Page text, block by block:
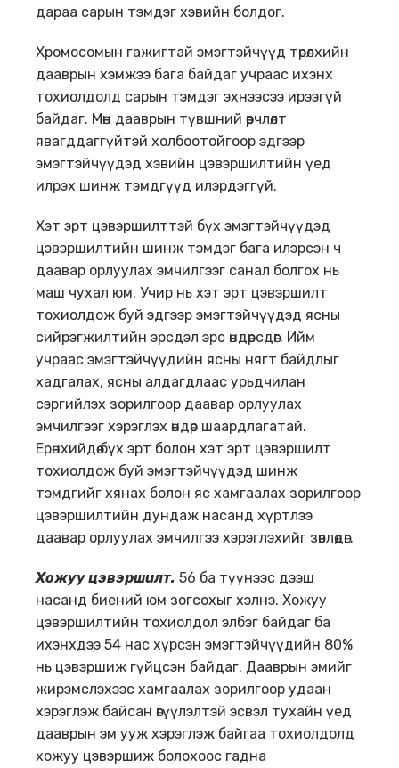
дараа сарын тэмдэг хэвийн болдог.
Хромосомын гажигтай эмэгтэйчүүд төрөлхийн
дааврын хэмжээ бага байдаг учраас ихэнх
тохиолдолд сарын тэмдэг эхнээсээ ирээгүй
байдаг. Мөн дааврын түвшний өөрчлөлт
явагддаггүйтэй холбоотойгоор эдгээр
эмэгтэйчүүдэд хэвийн цэвэршилтийн үед
илрэх шинж тэмдгүүд илэрдэггүй.
Хэт эрт цэвэршилттэй бүх эмэгтэйчүүдэд
цэвэршилтийн шинж тэмдэг бага илэрсэн ч
даавар орлуулах эмчилгээг санал болгох нь
маш чухал юм. Учир нь хэт эрт цэвэршилт
тохиолдож буй эдгээр эмэгтэйчүүдэд ясны
сийрэгжилтийн эрсдэл эрс өндөрсдөг. Ийм
учраас эмэгтэйчүүдийн ясны нягт байдлыг
хадгалах, ясны алдагдлаас урьдчилан
сэргийлэх зорилгоор даавар орлуулах
эмчилгээг хэрэглэх өндөр шаардлагатай.
Ерөнхийдөө бүх эрт болон хэт эрт цэвэршилт
тохиолдож буй эмэгтэйчүүдэд шинж
тэмдгийг хянах болон яс хамгаалах зорилгоор
цэвэршилтийн дундаж насанд хүртлээ
даавар орлуулах эмчилгээ хэрэглэхийг зөвлөдөг.
Хожуу цэвэршилт. 56 ба түүнээс дээш
насанд биений юм зогсохыг хэлнэ. Хожуу
цэвэршилтийн тохиолдол элбэг байдаг ба
ихэнхдээ 54 нас хүрсэн эмэгтэйчүүдийн 80%
нь цэвэршиж гүйцсэн байдаг. Дааврын эмийг
жирэмслэхээс хамгаалах зорилгоор удаан
хэрэглэж байсан өгүүлэлтэй эсвэл тухайн үед
дааврын эм ууж хэрэглэж байгаа тохиолдолд
хожуу цэвэршиж болохоос гадна